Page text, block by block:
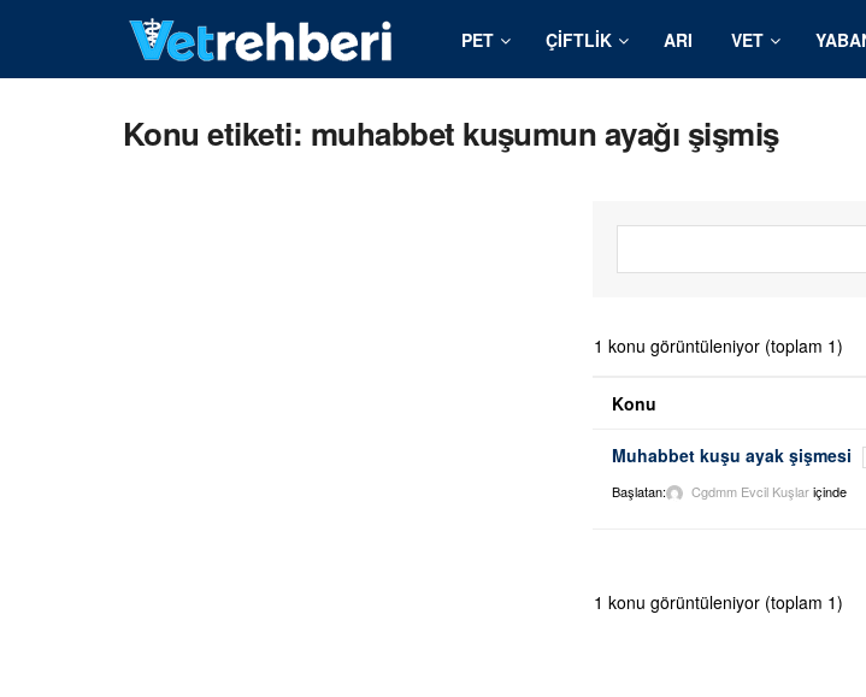
PET ÇIFTLIK ARI VET
Konu etiketi: muhabbet kuşumun ayağı şişmiş
1 konu görüntüleniyor (toplam 1)
Konu
Muhabbet kuşu ayak şişmesi
Başlatan: Cgdmm Evcil Kuşlariçinde
1 konu görüntüleniyor (toplam 1)